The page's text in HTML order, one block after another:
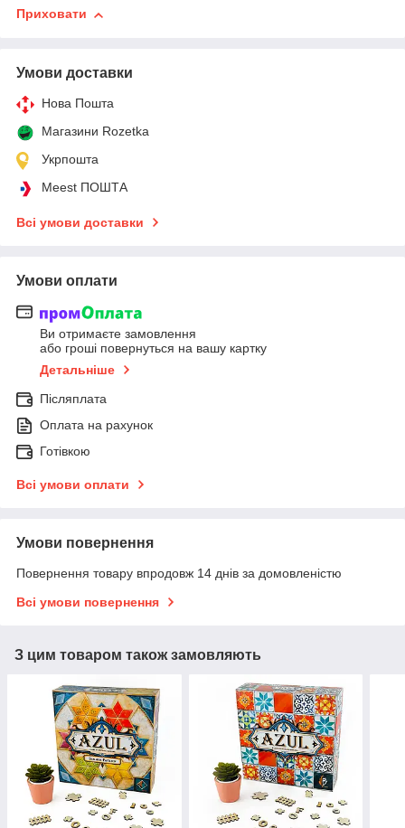
Приховати
Умови доставки
Нова Пошта
Магазини Rozetka
Укрпошта
Meest ПОШТА
Всі умови доставки
Умови оплати
Ви отримаєте замовлення
або гроші повернуться на вашу картку
Детальніше
Післяплата
Оплата на рахунок
Готівкою
Всі умови оплати
Умови повернення
Повернення товару впродовж 14 днів за домовленістю
Всі умови повернення
З цим товаром також замовляють